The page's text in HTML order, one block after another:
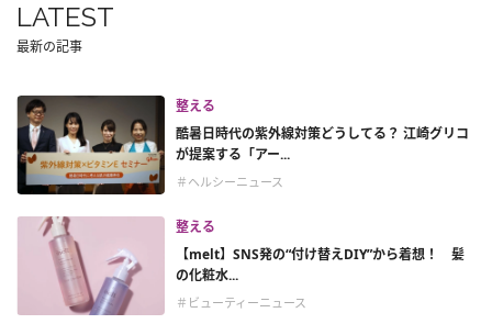
LATEST
最新の記事
整える
酷暑日時代の紫外線対策どうしてる？ 江崎グリコ
が提案する「アー...
＃ヘルシーニュース
整える
【melt】SNS発の“付け替えDIY”から着想！ 髪
の化粧水...
＃ビューティーニュース